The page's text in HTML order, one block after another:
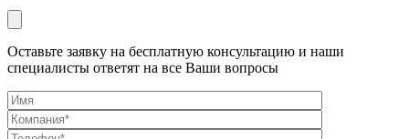
Оставьте заявку на бесплатную консультацию и наши
специалисты ответят на все Ваши вопросы